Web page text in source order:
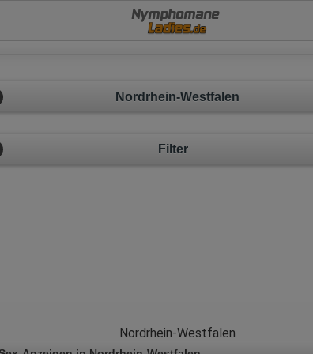
Nymphomane
Nordrhein-Westfalen
Filter
Nordrhein-Westfalen